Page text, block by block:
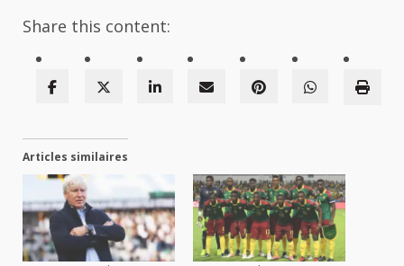
Share this content:
Articles similaires